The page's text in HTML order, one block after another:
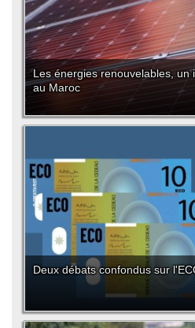
Les énergies renouvelables, un
au Maroc
Deux débats confondus sur